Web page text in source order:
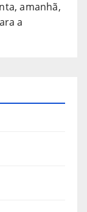
amanhã,
a